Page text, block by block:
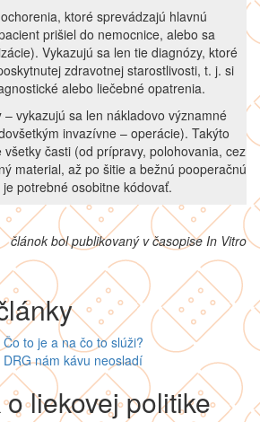
ktoré sprevádzajú hlavnú
prišiel do nemocnice, alebo sa
Vykazujú sa len tie diagnózy, ktoré
zdravotnej starostlivosti, t. j. si
alebo liečebné opatrenia.
– vykazujú sa len nákladovo významné
invazívne – operácie). Takýto
časti (od prípravy, polohovania, cez
material, až po šitie a bežnú pooperačnú
potrebné osobitne kódovať.
článok bol publikovaný v časopise In Vitro
to je a na čo to slúži?
nám kávu neosladí
liekovej politike